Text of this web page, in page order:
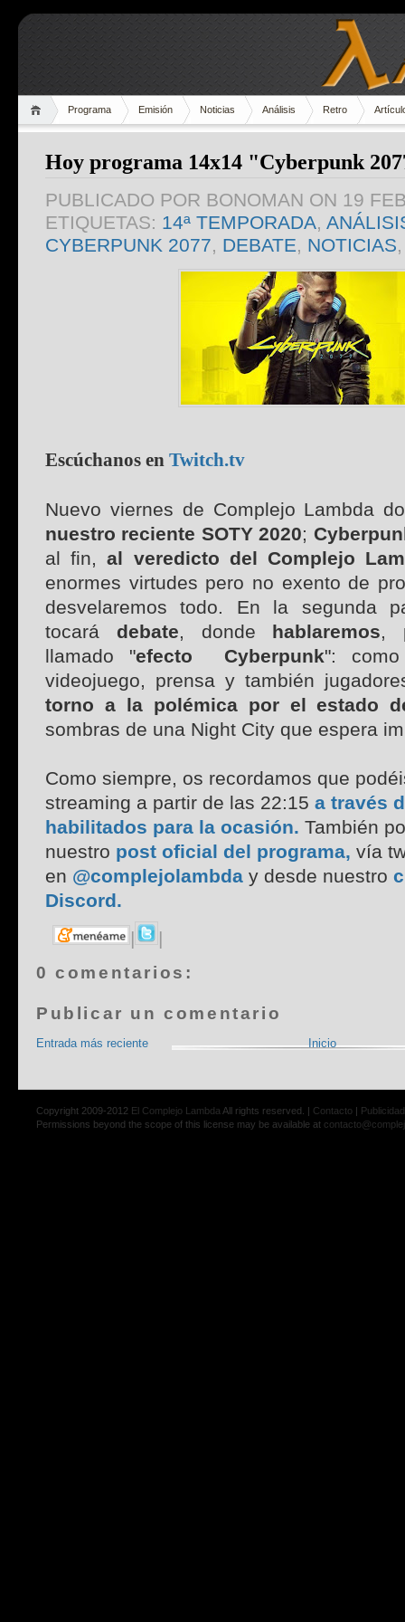
Programa Emisión Noticias Análisis Retro
Hoy programa 14x14 "Cyberpunk
PUBLICADO POR BONOMAN ON 19
ETIQUETAS: 14ª TEMPORADA
CYBERPUNK 2077
DEBATE NOTICIAS
Escúchanos en Twitch.tv
Nuevo viernes de Complejo Lambda
nuestro reciente SOTY 2020;
al fin,al veredicto del Complejo
enormes virtudes pero no exento de
desvelaremos todo. En la segunda
tocará debate , donde hablaremos ,
llamado "efecto Cyberpunk":
videojuego, prensa y también
torno a la polémica por el estado
sombras de una Night City que espera
Como siempre, os recordamos que
streaming a partir de las 22:15 a través
habilitados para la ocasión. También
nuestro post oficial del programa, vía
en @complejolambda y desde nuestro
Discord.
|
|
0 comentarios:
Publicar un comentario
Entrada más reciente Inicio
Copyright 2009-2012 El Complejo Lambda All rights reserved. | Contacto | Publicidad
Permissions beyond the scope of this license may be available at